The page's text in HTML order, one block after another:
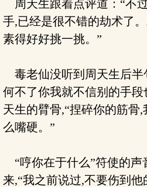
周天生跟着点评道：“不
手,已经是很不错的劫术了
素得好好挑一挑。”
毒老仙没听到周天生后半
何不了你我就不信别的手段
天生的臂骨,“捏碎你的筋骨
么嘴硬。”
“哼你在于什么”符使的声
来,“我之前说过,不要伤到